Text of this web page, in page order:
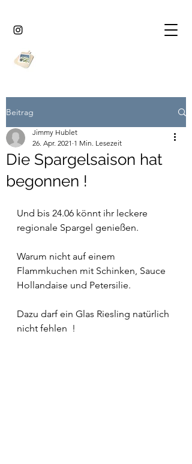
Beitrag
Die Spargelsaison hat
begonnen !
Jimmy Hublet
26. Apr. 2021 1 Min. Lesezeit
Und bis 24.06 könnt ihr leckere
regionale Spargel genießen.
Warum nicht auf einem
Flammkuchen mit Schinken, Sauce
Hollandaise und Petersilie.
Dazu darf ein Glas Riesling natürlich
nicht fehlen  !